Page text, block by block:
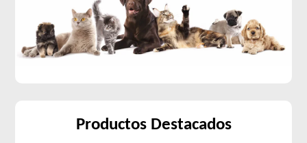
Productos Destacados